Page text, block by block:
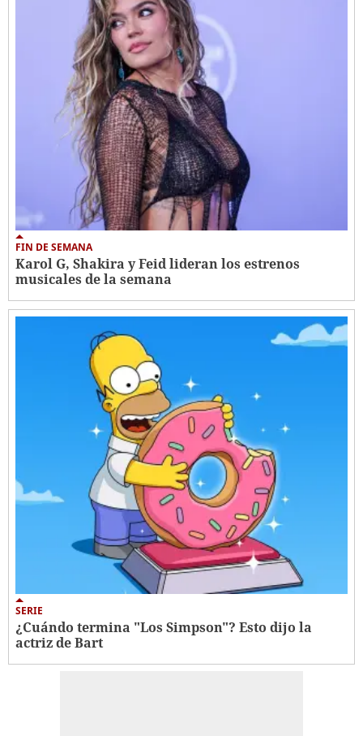
FIN DE SEMANA
Karol G, Shakira y Feid lideran los estrenos
musicales de la semana
SERIE
¿Cuándo termina "Los Simpson"? Esto dijo la
actriz de Bart